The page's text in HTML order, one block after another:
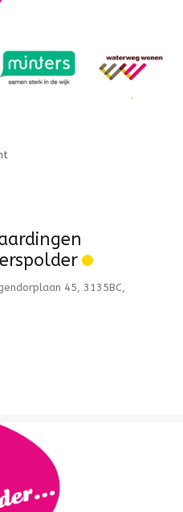
45, 3135BC,